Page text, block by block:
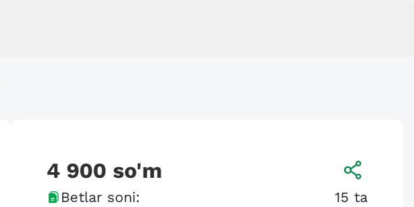
4 900 so'm
Betlar soni: 15 ta